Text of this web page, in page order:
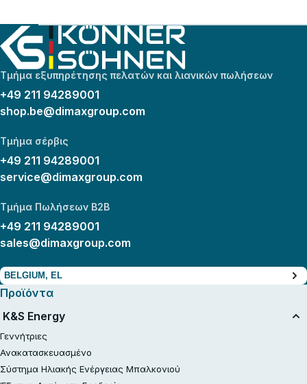
Τμήμα εξυπηρέτησης πελατών και λιανικών πωλήσεων
+49 211 94289001
shop.be@dimaxgroup.com
Τμήμα σέρβις
+49 211 94289001
service@dimaxgroup.com
Τμήμα Πωλήσεων B2B
+49 211 94289001
sales@dimaxgroup.com
BELGIUM, EL
Προϊόντα
K&S Energy
Γεννήτριες
Ανακατασκευασμένο
Σύστημα Ηλιακής Ενέργειας Μπαλκονιού